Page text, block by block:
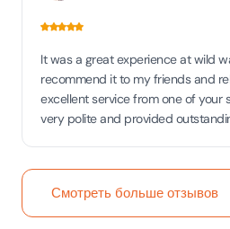
It was a great experience at wild
recommend it to my friends and
excellent service from one of your
very polite and provided
Смотреть больше отзывов